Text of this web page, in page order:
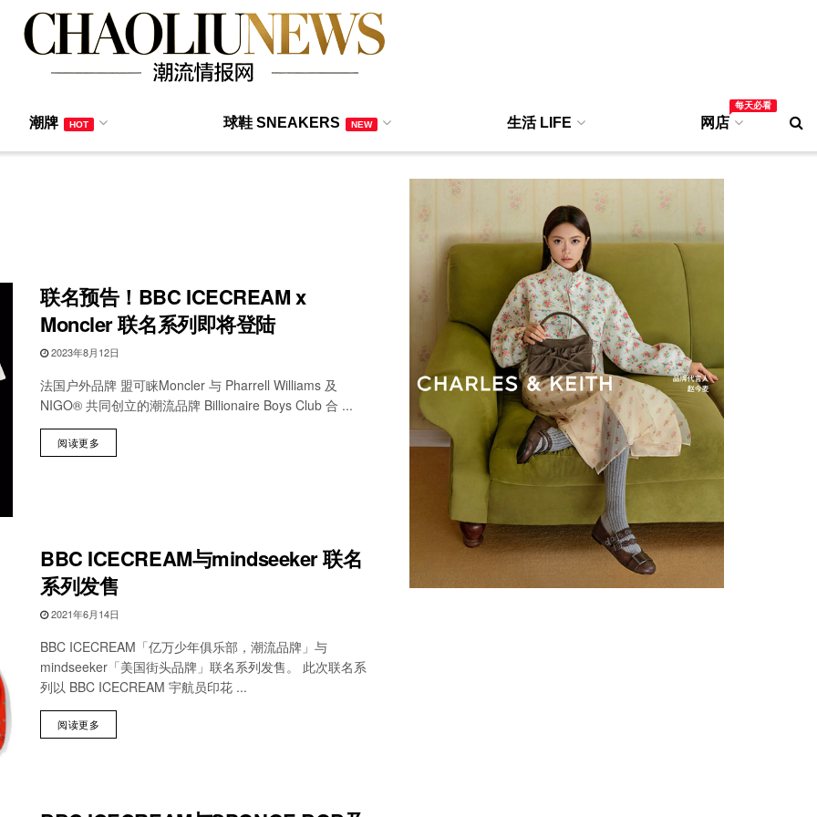
潮牌 HOT 球鞋 SNEAKERS NEW 生活 LIFE 网店
每天必看
联名预告！BBC ICECREAM x
Moncler 联名系列即将登陆
2023年8月12日
法国户外品牌 盟可睐Moncler 与 Pharrell Williams 及
NIGO®︎ 共同创立的潮流品牌 Billionaire Boys Club 合 ...
阅读更多
BBC ICECREAM与mindseeker 联名
系列发售
2021年6月14日
BBC ICECREAM「亿万少年俱乐部，潮流品牌」与
mindseeker「美国街头品牌」联名系列发售。 此次联名系
列以 BBC ICECREAM 宇航员印花 ...
阅读更多